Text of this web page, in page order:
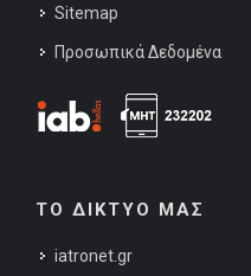
Sitemap
Προσωπικά Δεδομένα
ΤΟ ΔΙΚΤΥΟ ΜΑΣ
iatronet.gr